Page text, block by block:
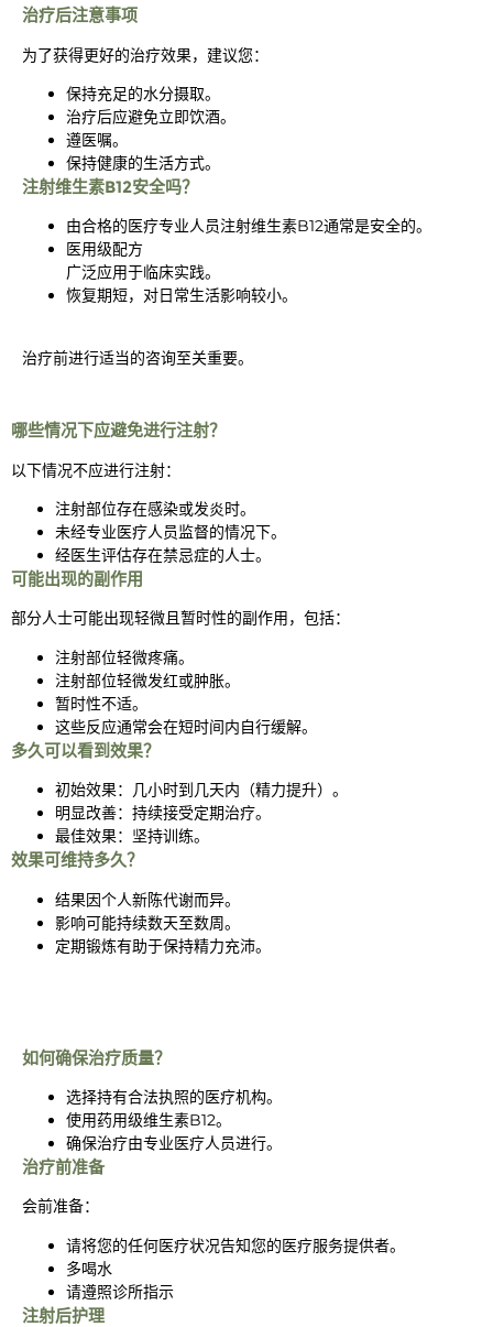
治疗后注意事项
为了获得更好的治疗效果，建议您：
保持充足的水分摄取。
治疗后应避免立即饮酒。
遵医嘱。
保持健康的生活方式。
注射维生素B12安全吗？
由合格的医疗专业人员注射维生素B12通常是安全的。
医用级配方
广泛应用于临床实践。
恢复期短，对日常生活影响较小。
治疗前进行适当的咨询至关重要。
哪些情况下应避免进行注射？
以下情况不应进行注射：
注射部位存在感染或发炎时。
未经专业医疗人员监督的情况下。
经医生评估存在禁忌症的人士。
可能出现的副作用
部分人士可能出现轻微且暂时性的副作用，包括：
注射部位轻微疼痛。
注射部位轻微发红或肿胀。
暂时性不适。
这些反应通常会在短时间内自行缓解。
多久可以看到效果？
初始效果：几小时到几天内（精力提升）。
明显改善：持续接受定期治疗。
最佳效果：坚持训练。
效果可维持多久？
结果因个人新陈代谢而异。
影响可能持续数天至数周。
定期锻炼有助于保持精力充沛。
如何确保治疗质量？
选择持有合法执照的医疗机构。
使用药用级维生素B12。
确保治疗由专业医疗人员进行。
治疗前准备
会前准备：
请将您的任何医疗状况告知您的医疗服务提供者。
多喝水
请遵照诊所指示
注射后护理